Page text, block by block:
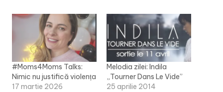
#Moms4Moms Talks:
Nimic nu justifică violența
17 martie 2026
Melodia zilei: Indila
„Tourner Dans Le Vide”
25 aprilie 2014